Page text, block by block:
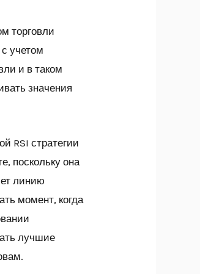
торговли
учетом
и в таком
значения
RSI стратегии
поскольку она
линию
момент, когда
лучшие